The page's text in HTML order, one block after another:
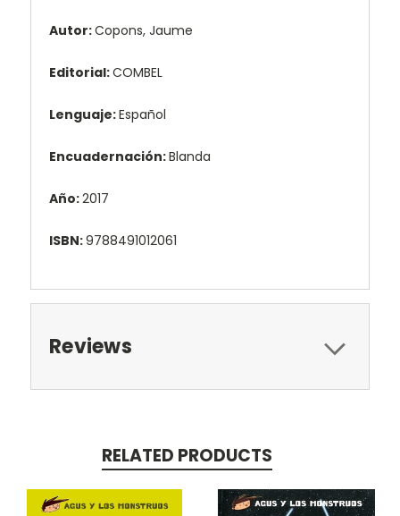
Autor:Copons, Jaume
Editorial:COMBEL
Lenguaje:Español
Encuadernación:Blanda
Año:2017
ISBN:9788491012061
Reviews
RELATED PRODUCTS